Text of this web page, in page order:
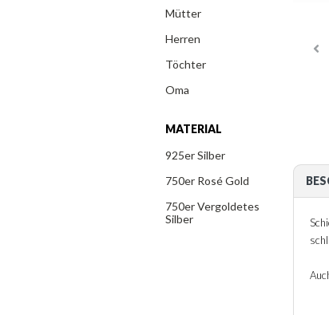
Mütter
Herren
Töchter
Oma
MATERIAL
925er Silber
750er Rosé Gold
750er Vergoldetes
Silber